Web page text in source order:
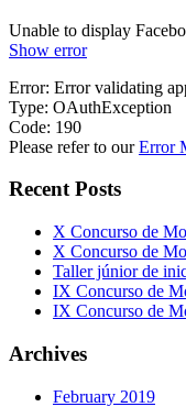
Unable to display
Show error
Error: Error validating
Type: OAuthException
Code: 190
Please refer to ourError
Recent Posts
X Concurso de
X Concurso de
Taller júnior de
IX Concurso de
IX Concurso de
Archives
February 2019